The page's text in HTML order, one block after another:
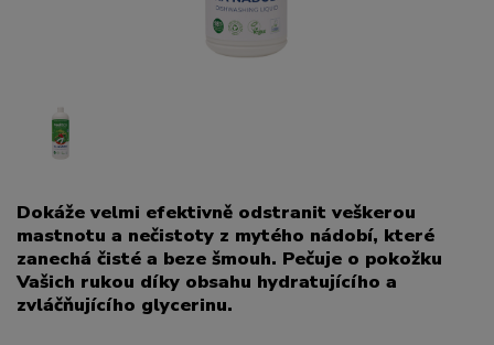
Dokáže velmi efektivně odstranit veškerou
mastnotu a nečistoty z mytého nádobí, které
zanechá čisté a beze šmouh. Pečuje o pokožku
Vašich rukou díky obsahu hydratujícího a
zvláčňujícího glycerinu.